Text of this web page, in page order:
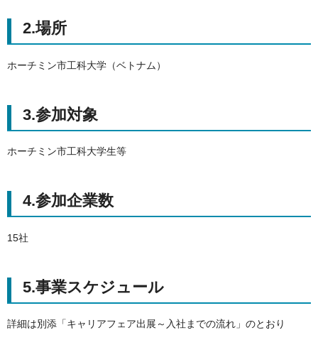
2.場所
ホーチミン市工科大学（ベトナム）
3.参加対象
ホーチミン市工科大学生等
4.参加企業数
15社
5.事業スケジュール
詳細は別添「キャリアフェア出展～入社までの流れ」のとおり